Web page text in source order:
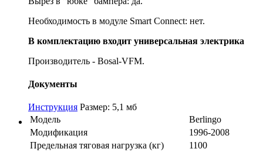
Необходимость в модуле Smart Connect: нет.
В комплектацию входит универсальная электрика
Производитель - Bosal-VFM.
Документы
Инструкция Размер: 5,1 мб
Модель
Berlingo
Модификация
1996-2008
Предельная тяговая нагрузка (кг)
1100